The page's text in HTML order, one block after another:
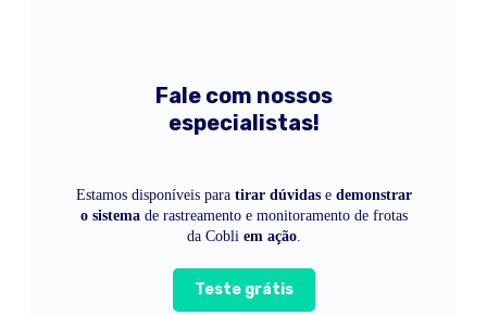
Fale com nossos
especialistas!
Estamos disponíveis para tirar dúvidase demonstrar
o sistemade rastreamento e monitoramento de frotas
da Cobli em ação.
Teste grátis